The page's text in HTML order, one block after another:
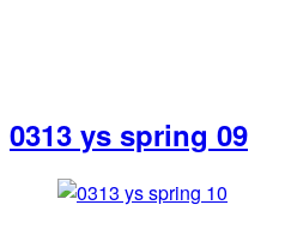
0313 ys spring 09